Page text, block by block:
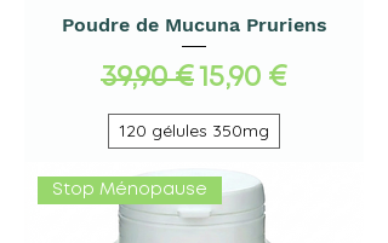
Poudre de Mucuna Pruriens
Standardpreis
39,90 €Sale-Preis
15,90 €
120 gélules 350mg
Stop Ménopause